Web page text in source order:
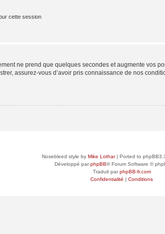
cette session
ne prend que quelques secondes et augmente vos
assurez-vous d’avoir pris connaissance de nos
Nosebleed style by Mike Lothar| Ported to
Développé parphpBB® Forum Software ©
Traduit parphpBB-fr.com
Confidentialité | Conditions